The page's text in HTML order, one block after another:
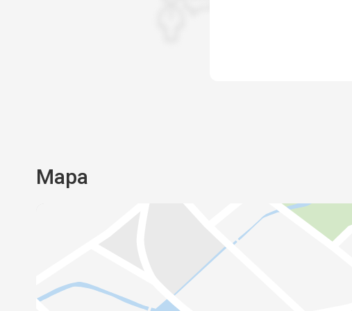
liczba miejsc i kosztuje to 7 euro za dzień. W razie
(np. gdy chcesz wyjechać na wycieczkę) hotelowy
znowu przywiezie samochód, a po powrocie ponownie
odwiezie go na parking.
Ta recenzja została automatycznie przetłumaczona za
pomocą Google Translate
Mapa